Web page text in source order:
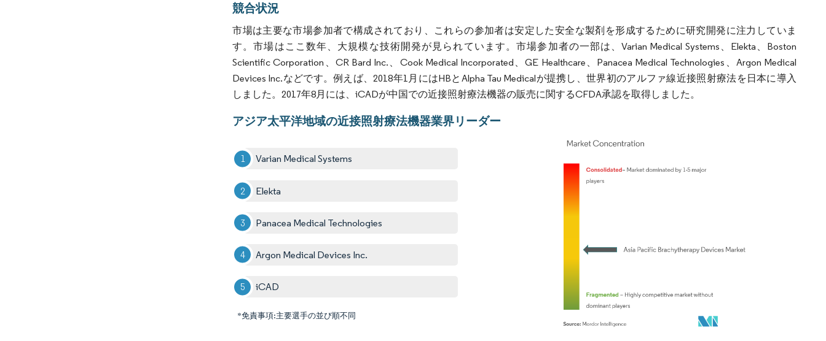
競合状況
市場は主要な市場参加者で構成されており、これらの参加者は安定した安全な製剤を形成するために研究開発に注力していま
す。市場はここ数年、大規模な技術開発が見られています。市場参加者の一部は、Varian Medical Systems、Elekta、Boston
Scientific Corporation、CR Bard Inc.、Cook Medical Incorporated、GE Healthcare、Panacea Medical Technologies、Argon Medical
Devices Inc.などです。例えば、2018年1月にはHBとAlpha Tau Medicalが提携し、世界初のアルファ線近接照射療法を日本に導入
しました。2017年8月には、iCADが中国での近接照射療法機器の販売に関するCFDA承認を取得しました。
アジア太平洋地域の近接照射療法機器業界リーダー
Varian Medical Systems
Elekta
Panacea Medical Technologies
Argon Medical Devices Inc.
iCAD
*免責事項:主要選手の並び順不同